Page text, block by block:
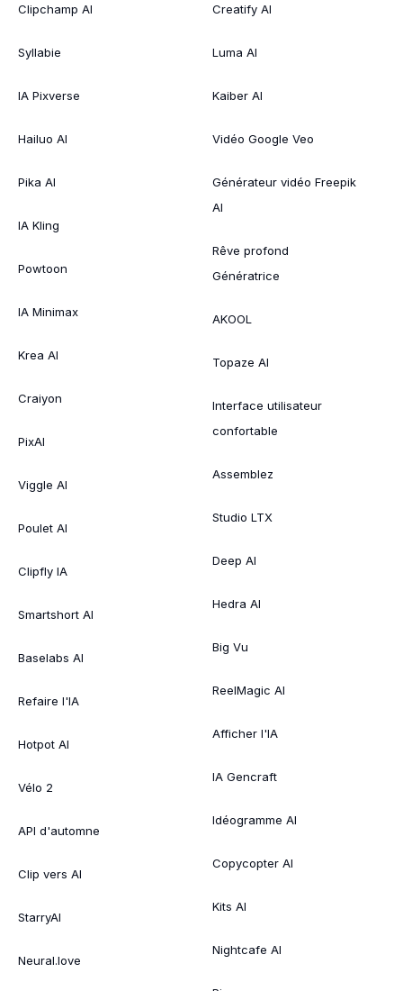
Clipchamp AI
Syllabie
IA Pixverse
Hailuo AI
Pika AI
IA Kling
Powtoon
IA Minimax
Krea AI
Craiyon
PixAI
Viggle AI
Poulet AI
Clipfly IA
Smartshort AI
Baselabs AI
Refaire l'IA
Hotpot AI
Vélo 2
API d'automne
Clip vers AI
StarryAI
Neural.love
Creatify AI
Luma AI
Kaiber AI
Vidéo Google Veo
Générateur vidéo Freepik
AI
Rêve profond
Génératrice
AKOOL
Topaze AI
Interface utilisateur
confortable
Assemblez
Studio LTX
Deep AI
Hedra AI
Big Vu
ReelMagic AI
Afficher l'IA
IA Gencraft
Idéogramme AI
Copycopter AI
Kits AI
Nightcafe AI